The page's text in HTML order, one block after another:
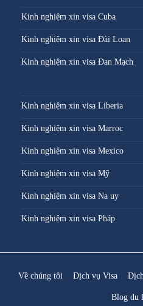
Kinh nghiệm xin visa Cuba
Kinh nghiệm xin visa Đài Loan
Kinh nghiệm xin visa Đan Mạch
Kinh nghiệm xin visa Liberia
Kinh nghiệm xin visa Marroc
Kinh nghiệm xin visa Mexico
Kinh nghiệm xin visa Mỹ
Kinh nghiệm xin visa Na uy
Kinh nghiệm xin visa Pháp
Về chúng tôi Dịch vụ Visa
Blog du